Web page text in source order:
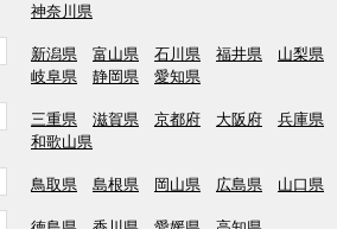
神奈川県
新潟県 富山県 石川県 福井県 山梨県
岐阜県
静岡県 愛知県
三重県 滋賀県 京都府 大阪府 兵庫県
和歌山県
鳥取県 島根県 岡山県 広島県 山口県